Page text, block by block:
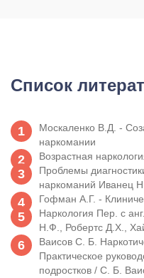
Список
Москаленко В.Д. -
наркомании
Возрастная
Проблемы
наркоманий Иванец
Гофман А.Г. -
Наркология Пер. с
Н.Ф., Робертс Д.X.,
Ваисов С. Б.
Практическое
подростков / С. Б.